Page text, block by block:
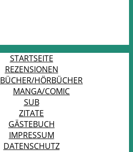
STARTSEITE
REZENSIONEN
BÜCHER/HÖRBÜCHER
MANGA/COMIC
SUB
ZITATE
GÄSTEBUCH
IMPRESSUM
DATENSCHUTZ